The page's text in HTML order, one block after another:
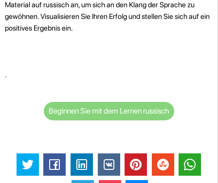
Material auf russisch an, um sich an den Klang der Sprache zu
gewöhnen. Visualisieren Sie Ihren Erfolg und stellen Sie sich auf ein
positives Ergebnis ein.
.
Beginnen Sie mit dem Lernen russisch